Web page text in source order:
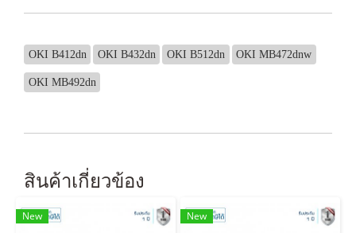
OKI B412dn OKI B432dn OKI B512dn OKI MB472dnw
OKI MB492dn
สินค้าเกี่ยวข้อง
New New